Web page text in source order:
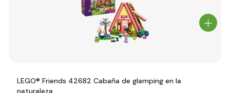
LEGO® Friends 42682 Cabaña de glamping en la
naturaleza